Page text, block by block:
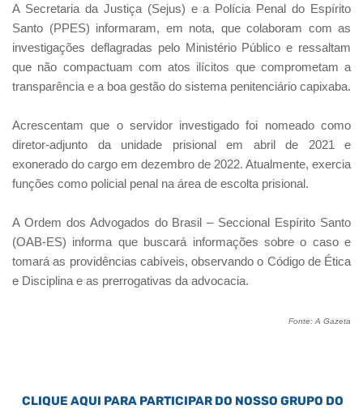
A Secretaria da Justiça (Sejus) e a Polícia Penal do Espírito
Santo (PPES) informaram, em nota, que colaboram com as
investigações deflagradas pelo Ministério Público e ressaltam
que não compactuam com atos ilícitos que comprometam a
transparência e a boa gestão do sistema penitenciário capixaba.
Acrescentam que o servidor investigado foi nomeado como
diretor-adjunto da unidade prisional em abril de 2021 e
exonerado do cargo em dezembro de 2022. Atualmente, exercia
funções como policial penal na área de escolta prisional.
A Ordem dos Advogados do Brasil – Seccional Espírito Santo
(OAB-ES) informa que buscará informações sobre o caso e
tomará as providências cabíveis, observando o Código de Ética
e Disciplina e as prerrogativas da advocacia.
Fonte: A Gazeta
CLIQUE AQUI PARA PARTICIPAR DO NOSSO GRUPO DO